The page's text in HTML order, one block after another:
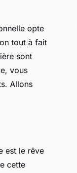
opte
tout à fait
sont
vous
Allons
est le rêve
cette